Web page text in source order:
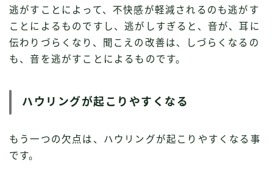
逃がすことによって、不快感が軽減されるのも逃がす
ことによるものですし、逃がしすぎると、音が、耳に
伝わりづらくなり、聞こえの改善は、しづらくなるの
も、音を逃がすことによるものです。
ハウリングが起こりやすくなる
もう一つの欠点は、ハウリングが起こりやすくなる事
です。